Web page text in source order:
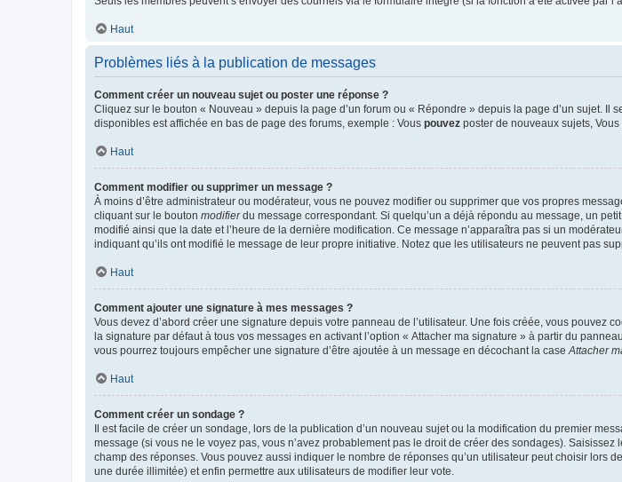
Haut
Problèmes liés à la publication de messages
Comment créer un nouveau sujet ou poster une réponse ?
Cliquez sur le bouton « Nouveau » depuis la page d’un forum ou « Répondre » depuis la page d’un sujet.
disponibles est affichée en bas de page des forums, exemple : Vous pouvez poster de nouveaux sujets, Vous
Haut
Comment modifier ou supprimer un message ?
À moins d’être administrateur ou modérateur, vous ne pouvez modifier ou supprimer que vos propres
cliquant sur le bouton modifierdu message correspondant. Si quelqu’un a déjà répondu au message, un
modifié ainsi que la date et l’heure de la dernière modification. Ce message n’apparaîtra pas si un
indiquant qu’ils ont modifié le message de leur propre initiative. Notez que les utilisateurs ne peuvent pas
Haut
Comment ajouter une signature à mes messages ?
Vous devez d’abord créer une signature depuis votre panneau de l’utilisateur. Une fois créée, vous pouvez
la signature par défaut à tous vos messages en activant l’option « Attacher ma signature » à partir du
vous pourrez toujours empêcher une signature d’être ajoutée à un message en décochant la case Attacher
Haut
Comment créer un sondage ?
Il est facile de créer un sondage, lors de la publication d’un nouveau sujet ou la modification du premier
message (si vous ne le voyez pas, vous n’avez probablement pas le droit de créer des sondages).
champ des réponses. Vous pouvez aussi indiquer le nombre de réponses qu’un utilisateur peut choisir lors
une durée illimitée) et enfin permettre aux utilisateurs de modifier leur vote.